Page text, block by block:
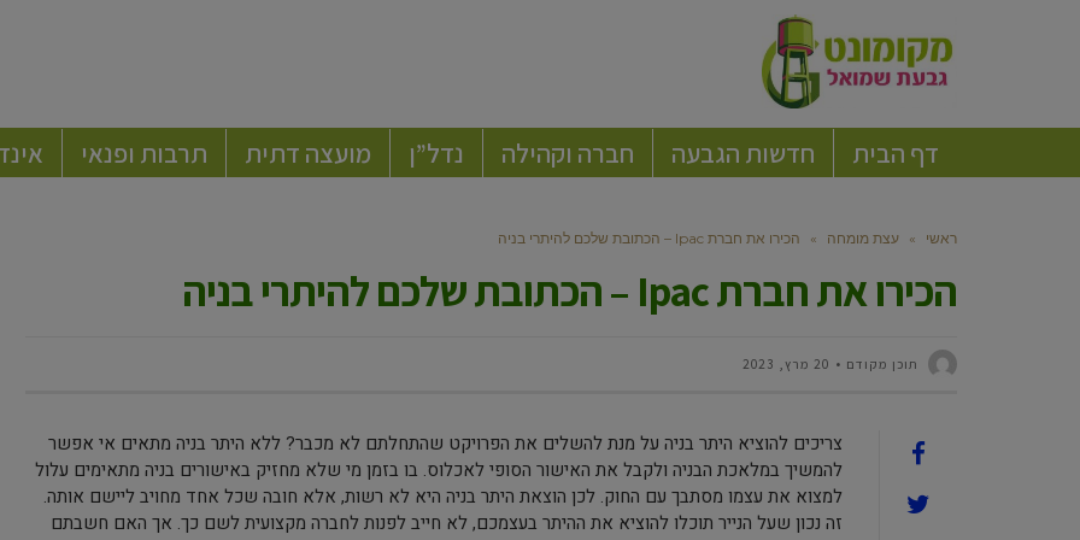
דף הבית חדשות הגבעה חברה וקהילה נדל”ן מועצה דתית תרבות ופנאי
ראשי » עצת מומחה » הכירו את חברת Ipac – הכתובת שלכם להיתרי בניה
הכירו את חברת Ipac – הכתובת שלכם להיתרי בניה
תוכן מקודם 20 מרץ, 2023
צריכים להוציא היתר בניה על מנת להשלים את הפרויקט שהתחלתם לא מכבר? ללא היתר בניה מתאים אי אפשר
להמשיך במלאכת הבניה ולקבל את האישור הסופי לאכלוס. בו בזמן מי שלא מחזיק באישורים בניה מתאימים עלול
למצוא את עצמו מסתבך עם החוק. לכן הוצאת היתר בניה היא לא רשות, אלא חובה שכל אחד מחויב ליישם אותה.
זה נכון שעל הנייר תוכלו להוציא את ההיתר בעצמכם, לא חייב לפנות לחברה מקצועית לשם כך. אך האם חשבתם